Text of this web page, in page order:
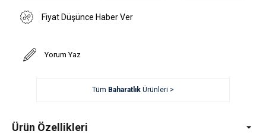
Fiyat Düşünce Haber Ver
Yorum Yaz
Tüm BaharatlıkÜrünleri >
Ürün Özellikleri